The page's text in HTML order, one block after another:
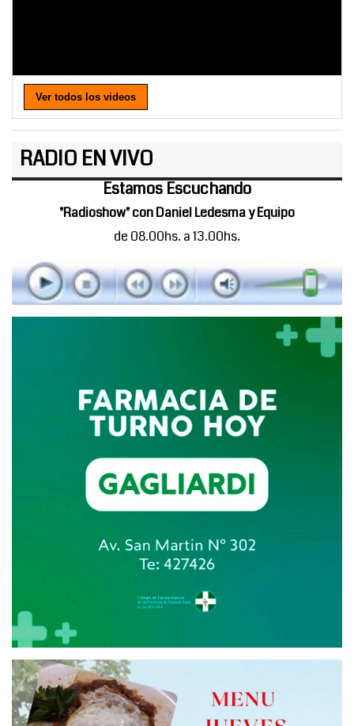
Ver todos los videos
RADIO EN VIVO
Estamos Escuchando
"Radioshow" con Daniel Ledesma y Equipo
de 08.00hs. a 13.00hs.